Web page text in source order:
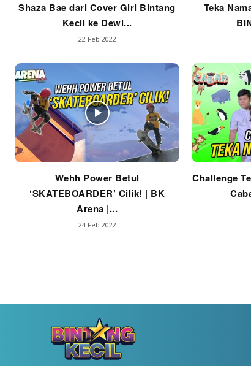
Shaza Bae dari Cover Girl Bintang
Kecil ke Dewi...
22 Feb 2022
Teka
Wehh Power Betul
‘SKATEBOARDER’ Cilik! | BK
Arena |...
24 Feb 2022
Challenge